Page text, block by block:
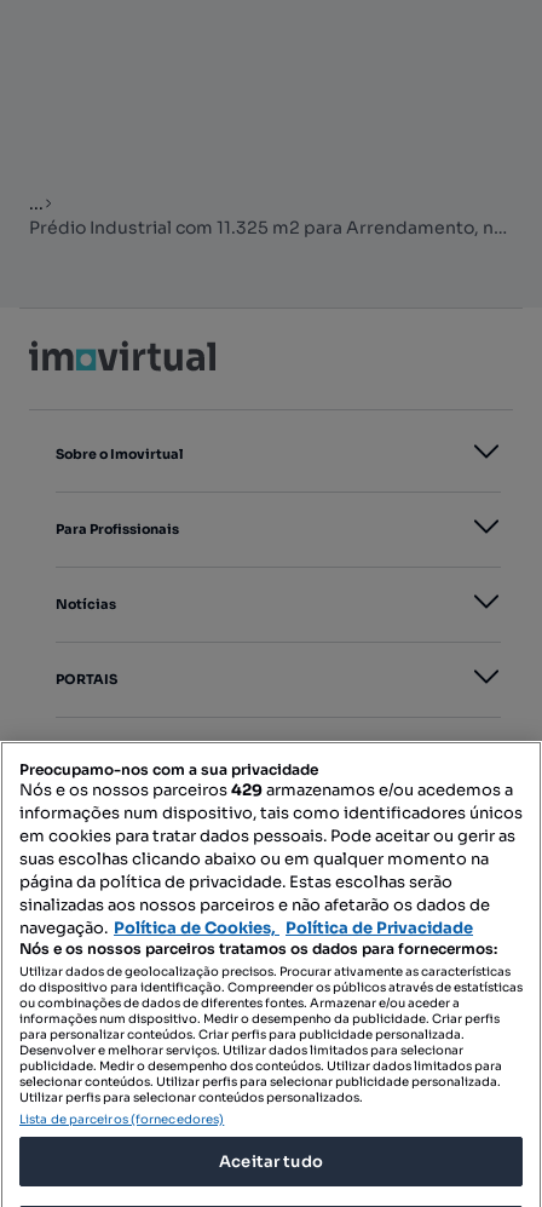
...
Prédio Industrial com 11.325 m2 para Arrendamento, no Prior velho, ...
Sobre o Imovirtual
Para Profissionais
Notícias
PORTAIS
Contacte-nos
SIGA-NOS:
DESCARREGAR NA:
© 2026 Imovirtual.com, OLX Portugal, S.A.
Preocupamo-nos com a sua privacidade
Nós e os nossos parceiros429armazenamos e/ou acedemos a
informações num dispositivo, tais como identificadores únicos
em cookies para tratar dados pessoais. Pode aceitar ou gerir as
suas escolhas clicando abaixo ou em qualquer momento na
página da política de privacidade. Estas escolhas serão
sinalizadas aos nossos parceiros e não afetarão os dados de
navegação. Política de Cookies, Política de Privacidade
Nós e os nossos parceiros tratamos os dados para fornecermos:
Utilizar dados de geolocalização precisos. Procurar ativamente as características
do dispositivo para identificação. Compreender os públicos através de estatísticas
ou combinações de dados de diferentes fontes. Armazenar e/ou aceder a
informações num dispositivo. Medir o desempenho da publicidade. Criar perfis
para personalizar conteúdos. Criar perfis para publicidade personalizada.
Desenvolver e melhorar serviços. Utilizar dados limitados para selecionar
publicidade. Medir o desempenho dos conteúdos. Utilizar dados limitados para
selecionar conteúdos. Utilizar perfis para selecionar publicidade personalizada.
Utilizar perfis para selecionar conteúdos personalizados.
Lista de parceiros (fornecedores)
Aceitar tudo